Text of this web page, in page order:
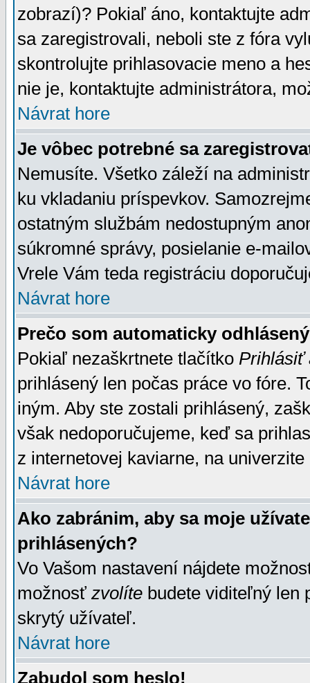
zobrazí)? Pokiaľ áno, kontaktujte
sa zaregistrovali, neboli ste z fóra
skontrolujte prihlasovacie meno a
nie je, kontaktujte administrátora,
Návrat hore
Je vôbec potrebné sa
Nemusíte. Všetko záleží na
ku vkladaniu príspevkov.
ostatným službám nedostupným
súkromné správy, posielanie e-
Vrele Vám teda registráciu
Návrat hore
Prečo som automaticky
Pokiaľ nezaškrtnete tlačítko Prihlásiť
prihlásený len počas práce vo fóre.
iným. Aby ste zostali prihlásený,
však nedoporučujeme, keď sa
z internetovej kaviarne, na univerzite
Návrat hore
Ako zabránim, aby sa moje
prihlásených?
Vo Vašom nastavení nájdete
možnosť zvolíte budete viditeľný len
skrytý užívateľ.
Návrat hore
Zabudol som heslo!